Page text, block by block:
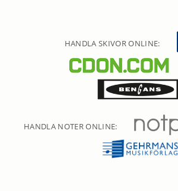
HANDLA SKIVOR ONLINE:
HANDLA NOTER ONLINE: